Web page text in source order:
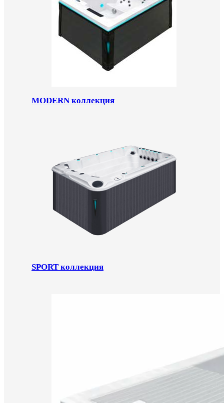
MODERN коллекция
SPORT коллекция